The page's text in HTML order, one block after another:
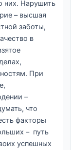
них. Нарушить
– высшая
заботы,
в
При
–
что
факторы
– путь
успешных